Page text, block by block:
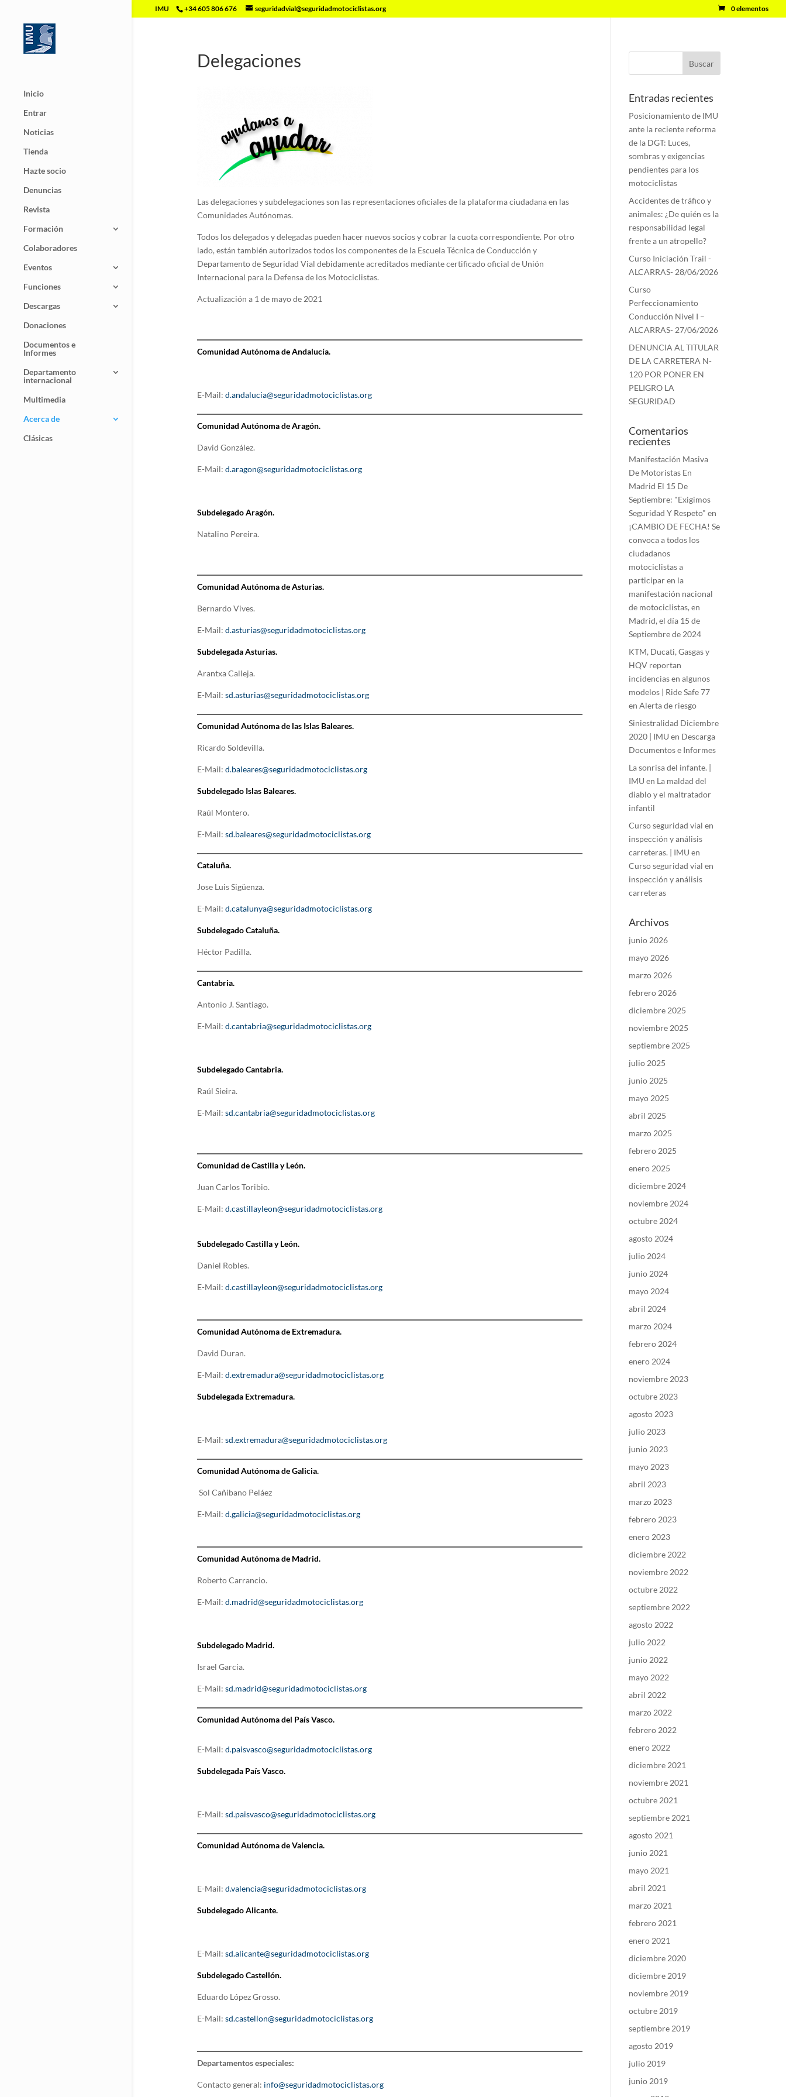
IMU +34 605 806 676 seguridadvial@seguridadmotociclistas.org 0 elementos
Inicio
Entrar
Noticias
Tienda
Hazte socio
Denuncias
Revista
Formación
Colaboradores
Eventos
Funciones
Descargas
Donaciones
Documentos e
Informes
Departamento
internacional
Multimedia
Acerca de
Clásicas
Delegaciones
Las delegaciones y subdelegaciones son las representaciones oficiales de la plataforma ciudadana en las
Comunidades Autónomas.
Todos los delegados y delegadas pueden hacer nuevos socios y cobrar la cuota correspondiente. Por otro
lado, están también autorizados todos los componentes de la Escuela Técnica de Conducción y
Departamento de Seguridad Vial debidamente acreditados mediante certificado oficial de Unión
Internacional para la Defensa de los Motociclistas.
Actualización a 1 de mayo de 2021
Comunidad Autónoma de Andalucía.
E-Mail: d.andalucia@seguridadmotociclistas.org
Comunidad Autónoma de Aragón.
David González.
E-Mail: d.aragon@seguridadmotociclistas.org
Subdelegado Aragón.
Natalino Pereira.
Comunidad Autónoma de Asturias.
Bernardo Vives.
E-Mail: d.asturias@seguridadmotociclistas.org
Subdelegada Asturias.
Arantxa Calleja.
E-Mail: sd.asturias@seguridadmotociclistas.org
Comunidad Autónoma de las Islas Baleares.
Ricardo Soldevilla.
E-Mail: d.baleares@seguridadmotociclistas.org
Subdelegado Islas Baleares.
Raúl Montero.
E-Mail: sd.baleares@seguridadmotociclistas.org
Cataluña.
Jose Luis Sigüenza.
E-Mail: d.catalunya@seguridadmotociclistas.org
Subdelegado Cataluña.
Héctor Padilla.
Cantabria.
Antonio J. Santiago.
E-Mail: d.cantabria@seguridadmotociclistas.org
Subdelegado Cantabria.
Raúl Sieira.
E-Mail: sd.cantabria@seguridadmotociclistas.org
Comunidad de Castilla y León.
Juan Carlos Toribio.
E-Mail: d.castillayleon@seguridadmotociclistas.org
Subdelegado Castilla y León.
Daniel Robles.
E-Mail: d.castillayleon@seguridadmotociclistas.org
Comunidad Autónoma de Extremadura.
David Duran.
E-Mail: d.extremadura@seguridadmotociclistas.org
Subdelegada Extremadura.
E-Mail: sd.extremadura@seguridadmotociclistas.org
Comunidad Autónoma de Galicia.
Sol Cañibano Peláez
E-Mail: d.galicia@seguridadmotociclistas.org
Comunidad Autónoma de Madrid.
Roberto Carrancio.
E-Mail: d.madrid@seguridadmotociclistas.org
Subdelegado Madrid.
Israel Garcia.
E-Mail: sd.madrid@seguridadmotociclistas.org
Comunidad Autónoma del País Vasco.
E-Mail: d.paisvasco@seguridadmotociclistas.org
Subdelegada País Vasco.
E-Mail: sd.paisvasco@seguridadmotociclistas.org
Comunidad Autónoma de Valencia.
E-Mail: d.valencia@seguridadmotociclistas.org
Subdelegado Alicante.
E-Mail: sd.alicante@seguridadmotociclistas.org
SubdelegadoCastellón.
Eduardo López Grosso.
E-Mail: sd.castellon@seguridadmotociclistas.org
Departamentos especiales:
Contacto general: info@seguridadmotociclistas.org
Entradas recientes
Posicionamiento de IMU
ante la reciente reforma
de la DGT: Luces,
sombras y exigencias
pendientes para los
motociclistas
Accidentes de tráfico y
animales: ¿De quién es la
responsabilidad legal
frente a un atropello?
Curso Iniciación Trail -
ALCARRAS- 28/06/2026
Curso
Perfeccionamiento
Conducción Nivel I –
ALCARRAS- 27/06/2026
DENUNCIA AL TITULAR
DE LA CARRETERA N-
120 POR PONER EN
PELIGRO LA
SEGURIDAD
Comentarios
recientes
Manifestación Masiva
De Motoristas En
Madrid El 15 De
Septiembre: "Exigimos
Seguridad Y Respeto" en
¡CAMBIO DE FECHA! Se
convoca a todos los
ciudadanos
motociclistas a
participar en la
manifestación nacional
de motociclistas, en
Madrid, el día 15 de
Septiembre de 2024
KTM, Ducati, Gasgas y
HQV reportan
incidencias en algunos
modelos | Ride Safe 77
enAlerta de riesgo
Siniestralidad Diciembre
2020 | IMU en Descarga
Documentos e Informes
La sonrisa del infante. |
IMU en La maldad del
diablo y el maltratador
infantil
Curso seguridad vial en
inspección y análisis
carreteras. | IMU en
Curso seguridad vial en
inspección y análisis
carreteras
Archivos
junio 2026
mayo 2026
marzo 2026
febrero 2026
diciembre 2025
noviembre 2025
septiembre 2025
julio 2025
junio 2025
mayo 2025
abril 2025
marzo 2025
febrero 2025
enero 2025
diciembre 2024
noviembre 2024
octubre 2024
agosto 2024
julio 2024
junio 2024
mayo 2024
abril 2024
marzo 2024
febrero 2024
enero 2024
noviembre 2023
octubre 2023
agosto 2023
julio 2023
junio 2023
mayo 2023
abril 2023
marzo 2023
febrero 2023
enero 2023
diciembre 2022
noviembre 2022
octubre 2022
septiembre 2022
agosto 2022
julio 2022
junio 2022
mayo 2022
abril 2022
marzo 2022
febrero 2022
enero 2022
diciembre 2021
noviembre 2021
octubre 2021
septiembre 2021
agosto 2021
junio 2021
mayo 2021
abril 2021
marzo 2021
febrero 2021
enero 2021
diciembre 2020
diciembre 2019
noviembre 2019
octubre 2019
septiembre 2019
agosto 2019
julio 2019
junio 2019